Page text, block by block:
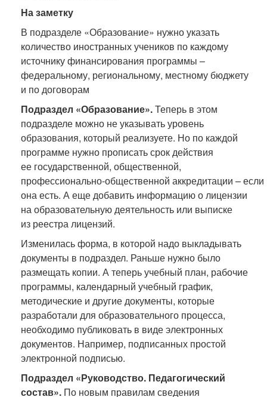
На заметку
В подразделе «Образование» нужно указать
количество иностранных учеников по каждому
источнику финансирования программы –
федеральному, региональному, местному бюджету
и по договорам
Подраздел «Образование».Теперь в этом
подразделе можно не указывать уровень
образования, который реализуете. Но по каждой
программе нужно прописать срок действия
ее государственной, общественной,
профессионально-общественной аккредитации – если
она есть. А еще добавить информацию о лицензии
на образовательную деятельность или выписке
из реестра лицензий.
Изменилась форма, в которой надо выкладывать
документы в подраздел. Раньше нужно было
размещать копии. А теперь учебный план, рабочие
программы, календарный учебный график,
методические и другие документы, которые
разработали для образовательного процесса,
необходимо публиковать в виде электронных
документов. Например, подписанных простой
электронной подписью.
Подраздел «Руководство. Педагогический
состав». По новым правилам сведения